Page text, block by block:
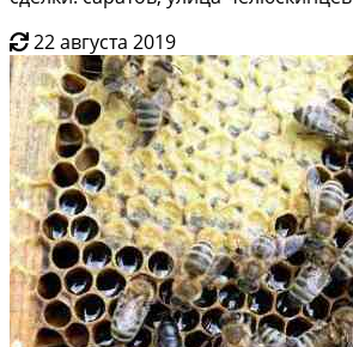
22 августа 2019